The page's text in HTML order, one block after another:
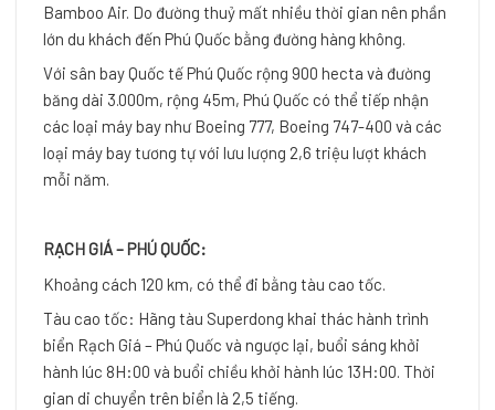
Bamboo Air. Do đường thuỷ mất nhiều thời gian nên phần
lớn du khách đến Phú Quốc bằng đường hàng không.
Với sân bay Quốc tế Phú Quốc rộng 900 hecta và đường
băng dài 3.000m, rộng 45m, Phú Quốc có thể tiếp nhận
các loại máy bay như Boeing 777, Boeing 747-400 và các
loại máy bay tương tự với lưu lượng 2,6 triệu lượt khách
mỗi năm.
RẠCH GIÁ – PHÚ QUỐC:
Khoảng cách 120 km, có thể đi bằng tàu cao tốc.
Tàu cao tốc: Hãng tàu Superdong khai thác hành trình
biển Rạch Giá – Phú Quốc và ngược lại, buổi sáng khởi
hành lúc 8H:00 và buổi chiều khởi hành lúc 13H:00. Thời
gian di chuyển trên biển là 2,5 tiếng.